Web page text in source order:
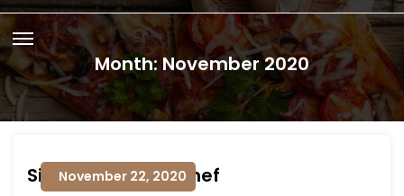
Month:November 2020
Side Hustle Line Chef
November 22, 2020